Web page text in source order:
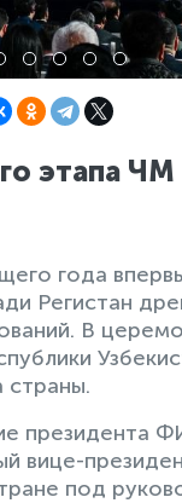
этапа ЧМ
года
Регистан
В
страны.
президента
вице-
под